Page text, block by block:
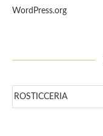
WordPress.org